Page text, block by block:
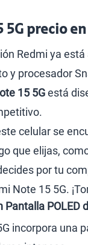
5G precio
Redmi ya
y procesador
15 5Gestá
celular se
que elijas,
por tu
Note 15 5G.
POLED
incorpora una